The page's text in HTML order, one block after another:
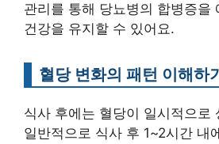
관리를 통해 당뇨병의 합병증을
건강을 유지할 수 있어요.
혈당 변화의 패턴 이해하
식사 후에는 혈당이 일시적으로
일반적으로 식사 후 1~2시간 내